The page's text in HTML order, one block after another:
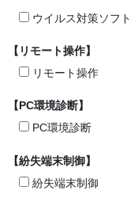
ウイルス対策ソフ
【リモート操作】
リモート操作
【PC環境診断】
PC環境診断
【紛失端末制御】
紛失端末制御